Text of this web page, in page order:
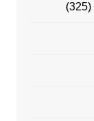
(325)